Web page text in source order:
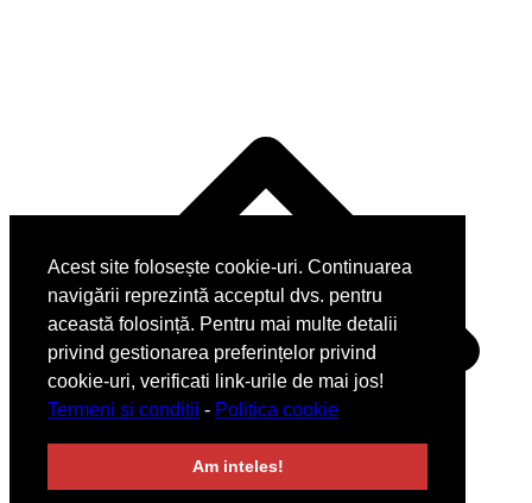
Acest site folosește cookie-uri. Continuarea
navigării reprezintă acceptul dvs. pentru
această folosință. Pentru mai multe detalii
privind gestionarea preferințelor privind
cookie-uri, verificati link-urile de mai jos!
Termeni si conditii - Politica cookie
Am inteles!